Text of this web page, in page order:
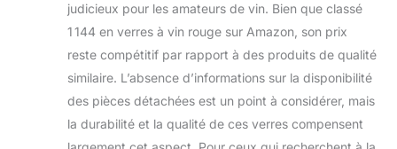
judicieux pour les amateurs de vin. Bien que classé
1 144 en verres à vin rouge sur Amazon, son prix
reste compétitif par rapport à des produits de qualité
similaire. L’absence d’informations sur la disponibilité
des pièces détachées est un point à considérer, mais
la durabilité et la qualité de ces verres compensent